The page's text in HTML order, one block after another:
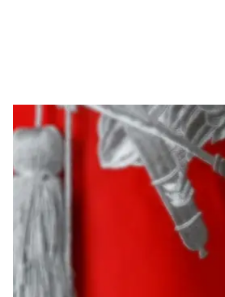
Служба безпеки зібрала
забезпечення російських
Про це
За даними слідства,
вторгнення рф на територію
За його наказами до
промислового комплексу рф,